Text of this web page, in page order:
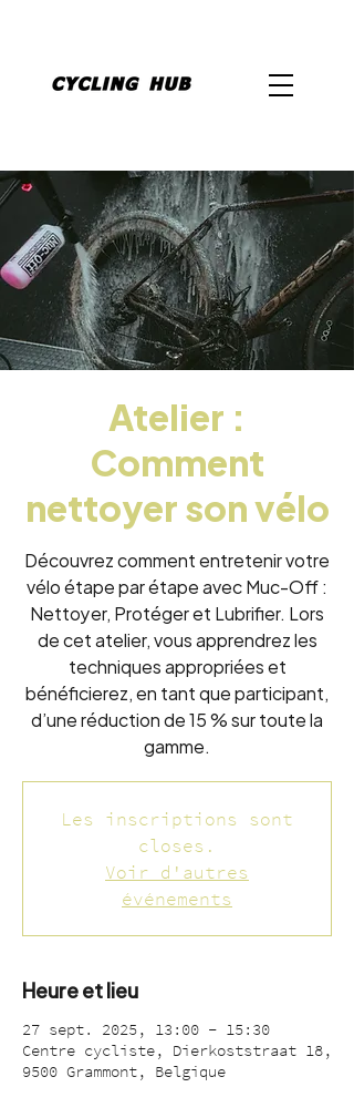
Atelier :
Comment
nettoyer son vélo
Découvrez comment entretenir votre
vélo étape par étape avec Muc-Off :
Nettoyer, Protéger et Lubrifier. Lors
de cet atelier, vous apprendrez les
techniques appropriées et
bénéficierez, en tant que participant,
d’une réduction de 15 % sur toute la
gamme.
Les inscriptions sont
closes.
Voir d'autres
événements
Heure et lieu
27 sept. 2025, 13:00 – 15:30
Centre cycliste, Dierkoststraat 18,
9500 Grammont, Belgique